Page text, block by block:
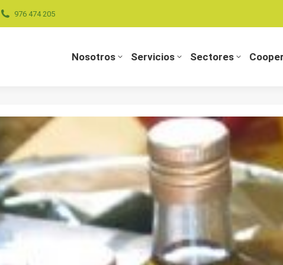
976 474 205
Nosotros Servicios Sectores